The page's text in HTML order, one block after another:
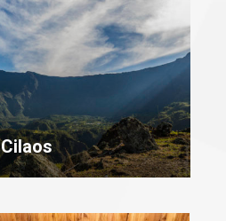
Cilaos